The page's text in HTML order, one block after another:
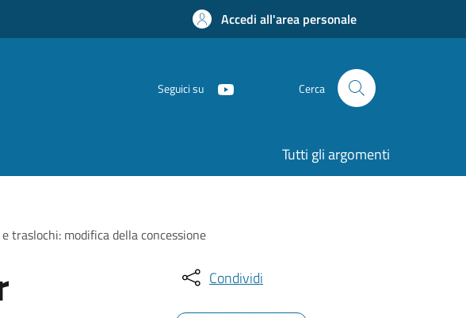
Accedi all'area personale
Seguici su Cerca
Tutti gli argomenti
traslochi: modifica della concessione
Condividi